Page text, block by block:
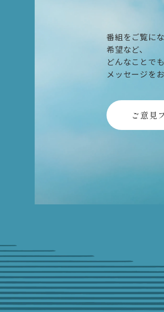
番組をご覧に
希望など、
どんなことで
メッセージを
ご意見